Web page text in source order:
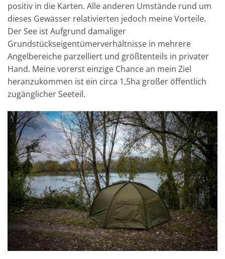
positiv in die Karten. Alle anderen Umstände rund um
dieses Gewässer relativierten jedoch meine Vorteile.
Der See ist Aufgrund damaliger
Grundstückseigentümerverhältnisse in mehrere
Angelbereiche parzelliert und größtenteils in privater
Hand. Meine vorerst einzige Chance an mein Ziel
heranzukommen ist ein circa 1,5ha großer öffentlich
zugänglicher Seeteil.